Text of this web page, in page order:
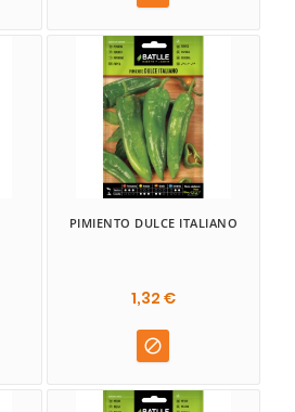
PIMIENTO DULCE ITALIANO
1,32 €
